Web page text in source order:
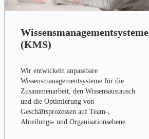
Wissensmanagementsysteme
(KMS)
Wir entwickeln anpassbare
Wissensmanagementsysteme für die
Zusammenarbeit, den Wissensaustausch
und die Optimierung von
Geschäftsprozessen auf Team-,
Abteilungs- und Organisationsebene.